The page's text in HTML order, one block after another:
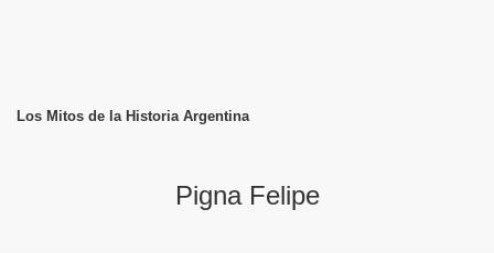
Los Mitos de la Historia Argentina
Pigna Felipe